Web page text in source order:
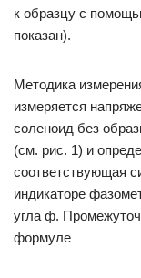
к образцу с
показан).
Методика
измеряется
соленоид без
(см. рис. 1) и
соответствующая
индикаторе
угла ф.
формуле